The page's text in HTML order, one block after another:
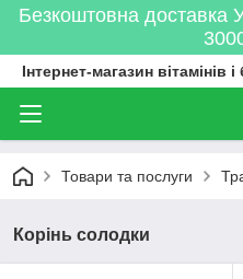
Безкоштовна доставка
Інтернет-магазин
Товари та послуги
Корінь солодки